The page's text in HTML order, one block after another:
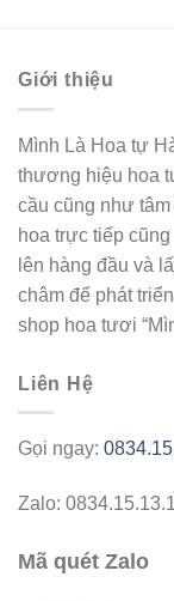
Giới thiệu
Mình Là Hoa tự
thương hiệu hoa
cầu cũng như
hoa trực tiếp
lên hàng đầu và
châm để phát
shop hoa tươi
Liên Hệ
Gọi ngay:
Zalo:
Mã quét Zalo